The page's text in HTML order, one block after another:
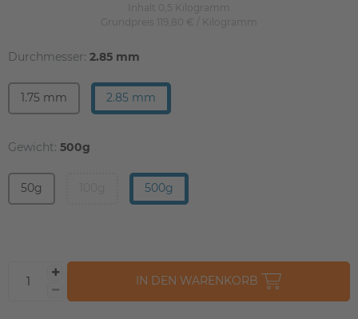
Inhalt
Kilogramm
Grundpreis
119,80 € / Kilogramm
Durchmesser: 2.85 mm
1.75 mm 2.85 mm
Gewicht: 500g
50g 500g
IN DEN WARENKORB